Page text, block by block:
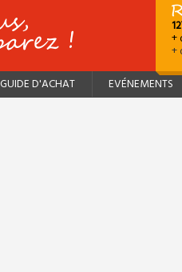
+
+
GUIDE D'ACHAT EVÉNEMENTS